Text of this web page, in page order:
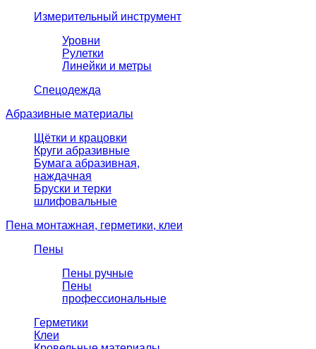
Измерительный инструмент
Уровни
Рулетки
Линейки и метры
Спецодежда
Абразивные материалы
Щётки и крацовки
Круги абразивные
Бумага абразивная,
наждачная
Бруски и терки
шлифовальные
Пена монтажная, герметики, клеи
Пены
Пены ручные
Пены
профессиональные
Герметики
Клеи